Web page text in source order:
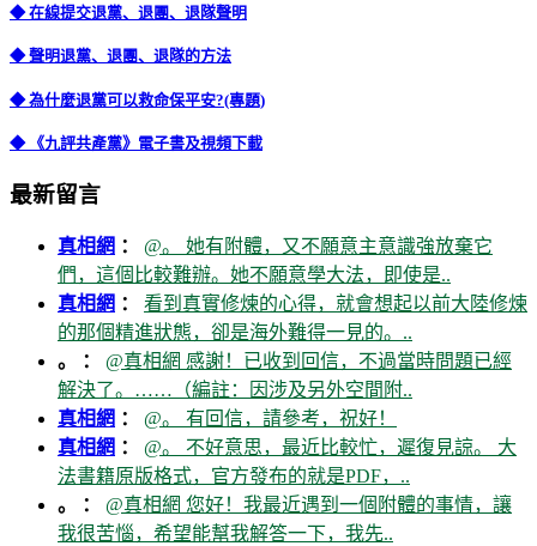
◆ 在線提交退黨、退團、退隊聲明
◆ 聲明退黨、退團、退隊的方法
◆ 為什麼退黨可以救命保平安?(專題)
◆ 《九評共產黨》電子書及視頻下載
最新留言
真相網 ： @。 她有附體，又不願意主意識強放棄它
們，這個比較難辦。她不願意學大法，即使是..
真相網 ： 看到真實修煉的心得，就會想起以前大陸修煉
的那個精進狀態，卻是海外難得一見的。..
。 ： @真相網 感謝！已收到回信，不過當時問題已經
解決了。……（編註：因涉及另外空間附..
真相網 ： @。 有回信，請參考，祝好！
真相網 ： @。 不好意思，最近比較忙，遲復見諒。 大
法書籍原版格式，官方發布的就是PDF，..
。 ： @真相網 您好！我最近遇到一個附體的事情，讓
我很苦惱，希望能幫我解答一下，我先..